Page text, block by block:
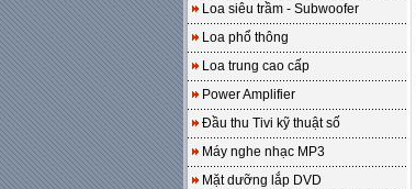
Loa siêu trầm - Subwoofer
Loa phổ thông
Loa trung cao cấp
Power Amplifier
Đầu thu Tivi kỹ thuật số
Máy nghe nhạc MP3
Mặt dưỡng lắp DVD